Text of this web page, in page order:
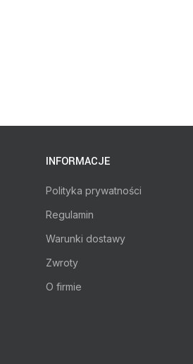
INFORMACJE
Polityka prywatności
Regulamin
Warunki dostawy
Zwroty
O firmie